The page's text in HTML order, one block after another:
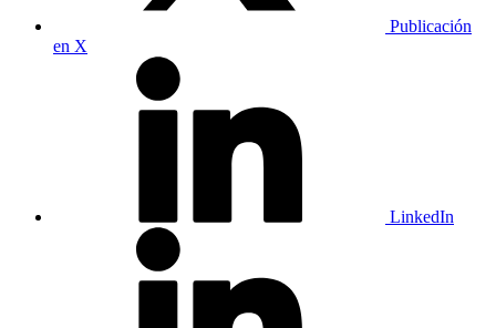
Publicación
en X
LinkedIn